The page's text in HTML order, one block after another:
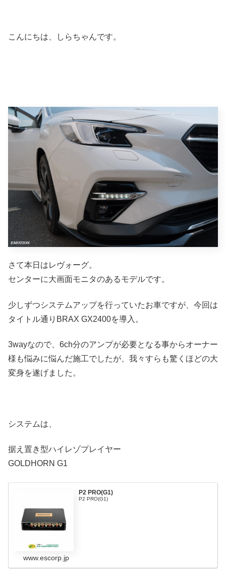
こんにちは、しらちゃんです。
さて本日はレヴォーグ。
センターに大画面モニタのあるモデルです。
少しずつシステムアップを行っていたお車ですが、今回は
タイトル通りBRAX GX2400を導入。
3wayなので、6ch分のアンプが必要となる事からオーナー
様も悩みに悩んだ施工でしたが、我々すらも驚くほどの大
変身を遂げました。
システムは、
据え置き型ハイレゾプレイヤー
GOLDHORN G1
P2 PRO(G1)
P2 PRO(G1)
www.escorp.jp